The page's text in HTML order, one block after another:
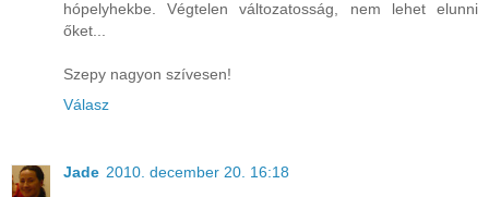
hópelyhekbe. Végtelen változatosság, nem lehet elunni
őket...
Szepy nagyon szívesen!
Válasz
Jade 2010. december 20. 16:18